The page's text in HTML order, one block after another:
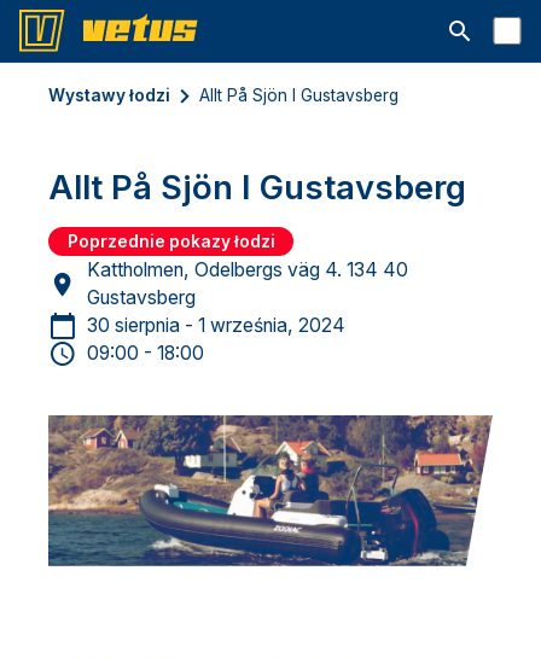
Otwórz
Wystawy łodzi Allt På Sjön I Gustavsberg
Allt På Sjön I Gustavsberg
Poprzednie pokazy łodzi
Kattholmen, Odelbergs väg 4. 134 40
Gustavsberg
30 sierpnia - 1 września, 2024
09:00 - 18:00